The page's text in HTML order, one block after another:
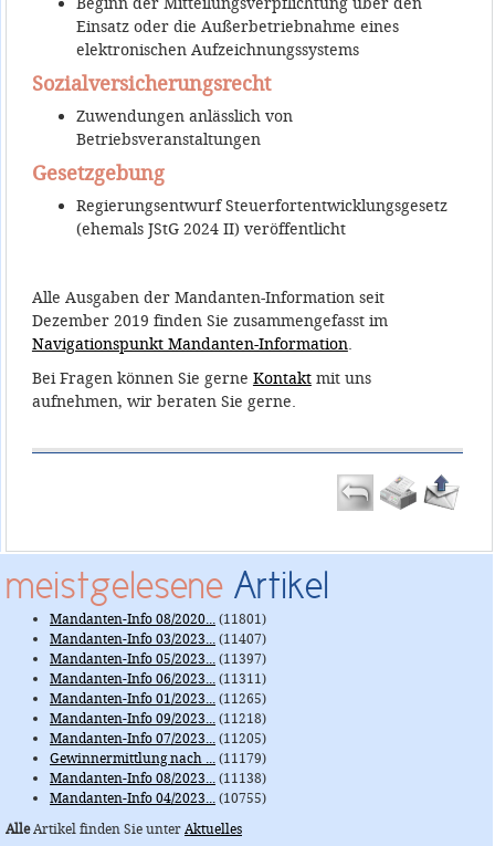
Einsatz oder die Außerbetriebnahme eines
elektronischen Aufzeichnungssystems
Sozialversicherungsrecht
Zuwendungen anlässlich von
Betriebsveranstaltungen
Gesetzgebung
Regierungsentwurf Steuerfortentwicklungsgesetz
(ehemals JStG 2024 II) veröffentlicht
Alle Ausgaben der Mandanten-Information seit
Dezember 2019 finden Sie zusammengefasst im
Navigationspunkt Mandanten-Information.
Bei Fragen können Sie gerne Kontaktmit uns
aufnehmen, wir beraten Sie gerne.
meistgelesene Artikel
Mandanten-Info 08/2020...(11801)
Mandanten-Info 03/2023...(11407)
Mandanten-Info 05/2023...(11397)
Mandanten-Info 06/2023...(11311)
Mandanten-Info 01/2023...(11265)
Mandanten-Info 09/2023...(11218)
Mandanten-Info 07/2023...(11205)
Gewinnermittlung nach ...(11179)
Mandanten-Info 08/2023...(11138)
Mandanten-Info 04/2023...(10755)
AlleArtikel finden Sie unterAktuelles